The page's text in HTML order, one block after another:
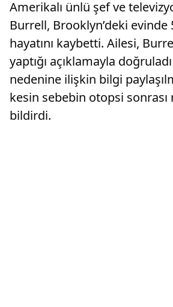
Amerikalı ünlü şef ve
Burrell, Brooklyn’deki evinde
hayatını kaybetti. Ailesi,
yaptığı açıklamayla
nedenine ilişkin bilgi
kesin sebebin otopsi sonrası
bildirdi.